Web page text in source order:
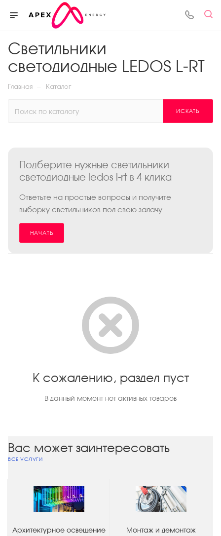
Светильники
светодиодные LEDOS L-RT
Главная — Каталог
ИСКАТЬ
Подберите нужные светильники
светодиодные ledos l-rt в 4 клика
Ответьте на простые вопросы и получите
выборку светильников под свою задачу
НАЧАТЬ
К сожалению, раздел пуст
В данный момент нет активных товаров
Вас может заинтересовать
ВСЕ УСЛУГИ
Архитектурное освещение
Монтаж и демонтаж